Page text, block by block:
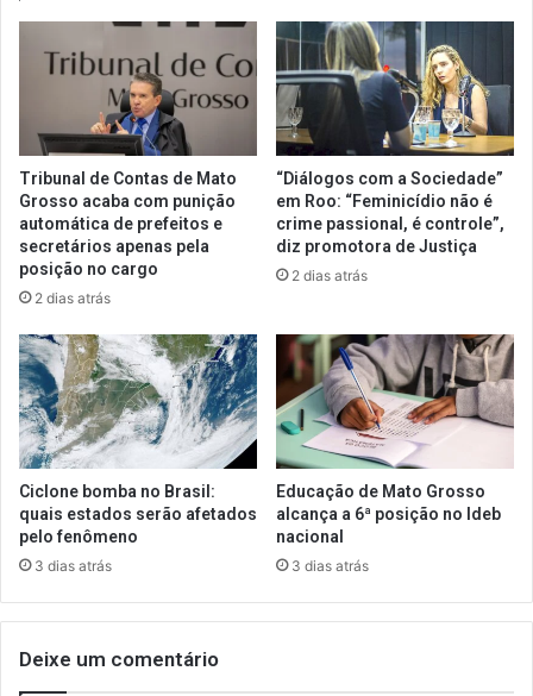
Tribunal de Contas de Mato
Grosso acaba com punição
automática de prefeitos e
secretários apenas pela
posição no cargo
2 dias atrás
“Diálogos com a Sociedade”
em Roo: “Feminicídio não é
crime passional, é controle”,
diz promotora de Justiça
2 dias atrás
Ciclone bomba no Brasil:
quais estados serão afetados
pelo fenômeno
3 dias atrás
Educação de Mato Grosso
alcança a 6ª posição no Ideb
nacional
3 dias atrás
Deixe um comentário